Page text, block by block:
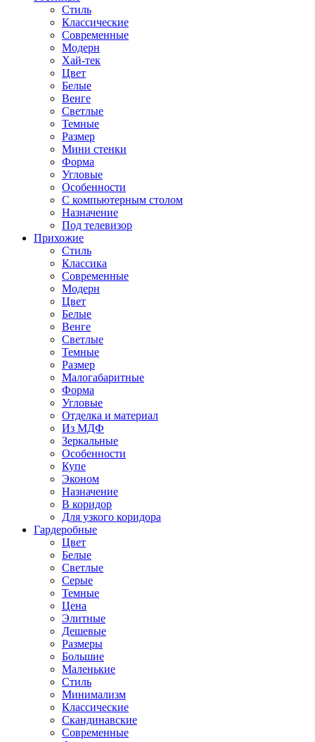
Стиль
Классические
Современные
Модерн
Хай-тек
Цвет
Белые
Венге
Светлые
Темные
Размер
Мини стенки
Форма
Угловые
Особенности
С компьютерным столом
Назначение
Под телевизор
Прихожие
Стиль
Классика
Современные
Модерн
Цвет
Белые
Венге
Светлые
Темные
Размер
Малогабаритные
Форма
Угловые
Отделка и материал
Из МДФ
Зеркальные
Особенности
Купе
Эконом
Назначение
В коридор
Для узкого коридора
Гардеробные
Цвет
Белые
Светлые
Серые
Темные
Цена
Элитные
Дешевые
Размеры
Большие
Маленькие
Стиль
Минимализм
Классические
Скандинавские
Современные